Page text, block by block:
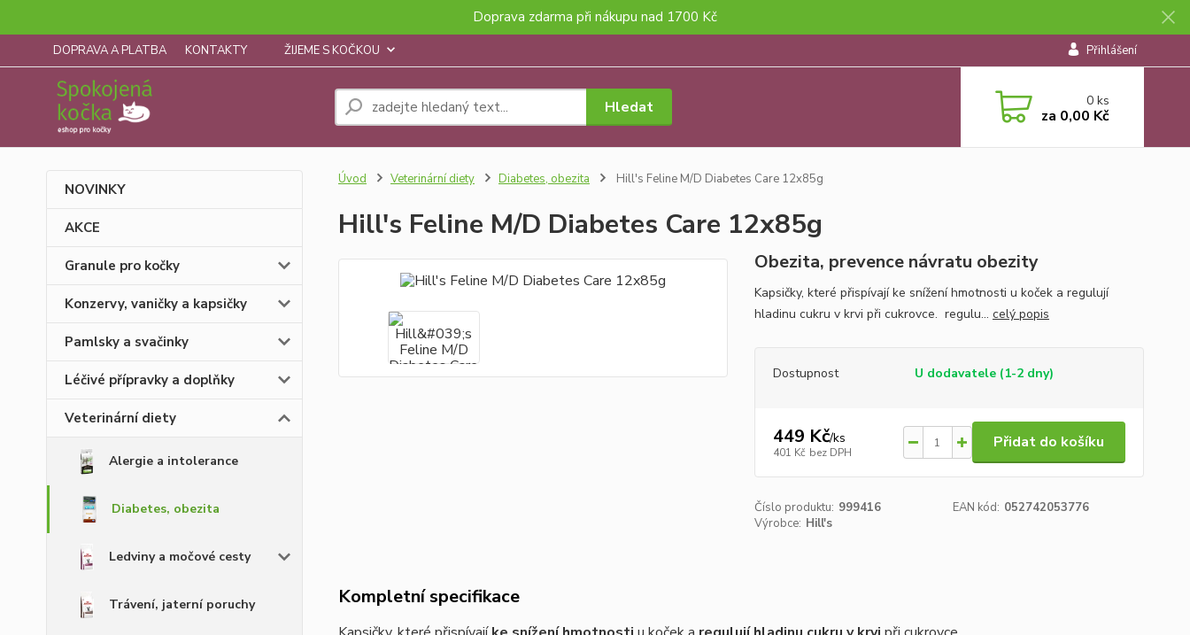
Doprava zdarma při nákupu nad 1700 Kč
DOPRAVA A PLATBA KONTAKTY ŽIJEME S KOČKOU Přihlášení
Hledat 0ks
za 0,00 Kč
NOVINKY
AKCE
Granule pro kočky
Konzervy, vaničky a kapsičky
Pamlsky a svačinky
Léčivé přípravky a doplňky
Veterinární diety
Alergie a intolerance
Diabetes, obezita
Ledviny a močové cesty
Trávení, jaterní poruchy
Úvod Veterinární diety Diabetes, obezita Hill's Feline M/D Diabetes Care 12x85g
Hill's Feline M/D Diabetes Care 12x85g
Obezita, prevence návratu obezity
Kapsičky, které přispívají ke snížení hmotnosti u koček a regulují
hladinu cukru v krvi při cukrovce. regulu... celý popis
Dostupnost U dodavatele (1-2 dny)
449 Kč/ks
401 Kč bez DPH
Přidat do košíku
Číslo produktu: 999416 EAN kód: 052742053776
Výrobce: Hill's
Kompletní specifikace